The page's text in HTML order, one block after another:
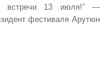
встречи 13 июля!” —
фестиваля Арутюн